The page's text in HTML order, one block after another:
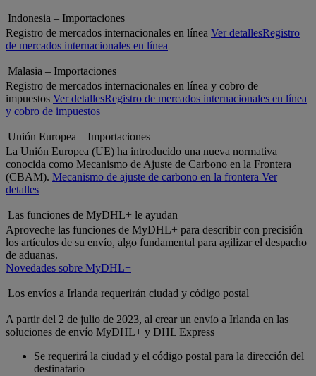
Indonesia – Importaciones
Registro de mercados internacionales en línea Ver detallesRegistro
de mercados internacionales en línea
Malasia – Importaciones
Registro de mercados internacionales en línea y cobro de
impuestos Ver detallesRegistro de mercados internacionales en línea
y cobro de impuestos
Unión Europea – Importaciones
La Unión Europea (UE) ha introducido una nueva normativa
conocida como Mecanismo de Ajuste de Carbono en la Frontera
(CBAM). Mecanismo de ajuste de carbono en la frontera Ver
detalles
Las funciones de MyDHL+ le ayudan
Aproveche las funciones de MyDHL+ para describir con precisión
los artículos de su envío, algo fundamental para agilizar el despacho
de aduanas.
Novedades sobre MyDHL+
Los envíos a Irlanda requerirán ciudad y código postal
A partir del 2 de julio de 2023, al crear un envío a Irlanda en las
soluciones de envío MyDHL+ y DHL Express
Se requerirá la ciudad y el código postal para la dirección del
destinatario